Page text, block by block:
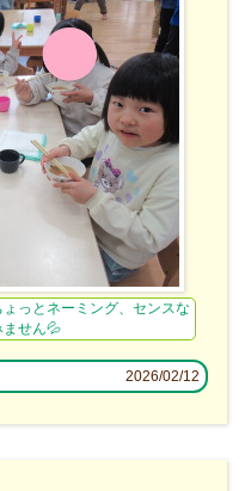
っとネーミング、センスな
ません💦
2026/02/12